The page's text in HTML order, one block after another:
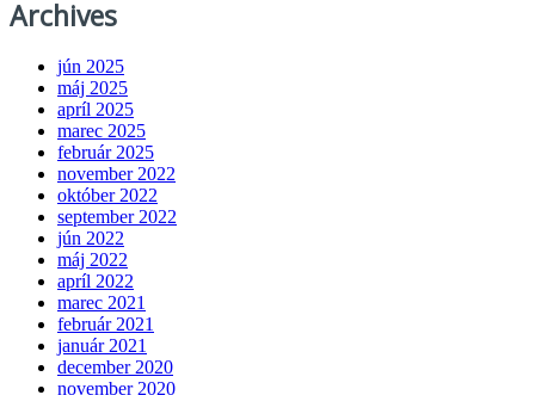
Archives
jún 2025
máj 2025
apríl 2025
marec 2025
február 2025
november 2022
október 2022
september 2022
jún 2022
máj 2022
apríl 2022
marec 2021
február 2021
január 2021
december 2020
november 2020